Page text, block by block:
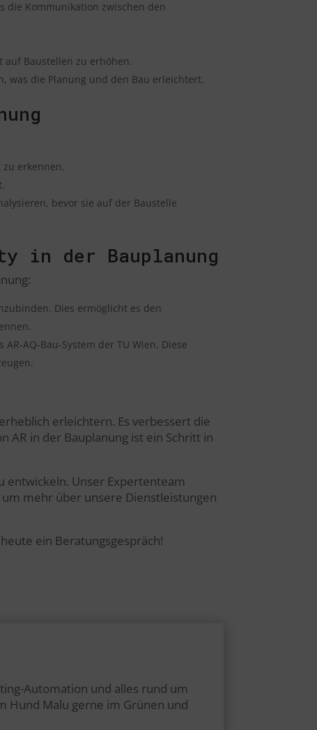
die Kommunikation zwischen den
auf Baustellen zu erhöhen.
was die Planung und den Bau erleichtert.
erkennen.
bevor sie auf der Baustelle
in der Bauplanung
Dies ermöglicht es den
AQ-Bau-System der TU Wien. Diese
erleichtern. Es verbessert die
AR in der Bauplanung ist ein Schritt in
entwickeln. Unser Expertenteam
mehr über unsere Dienstleistungen
ein Beratungsgespräch!
Automation und alles rund um
Hund Malu gerne im Grünen und